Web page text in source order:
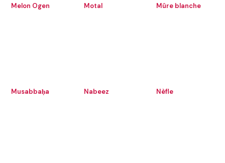
Melon Ogen Motal Mûre blanche
Musabbaḥa Nabeez Nèfle